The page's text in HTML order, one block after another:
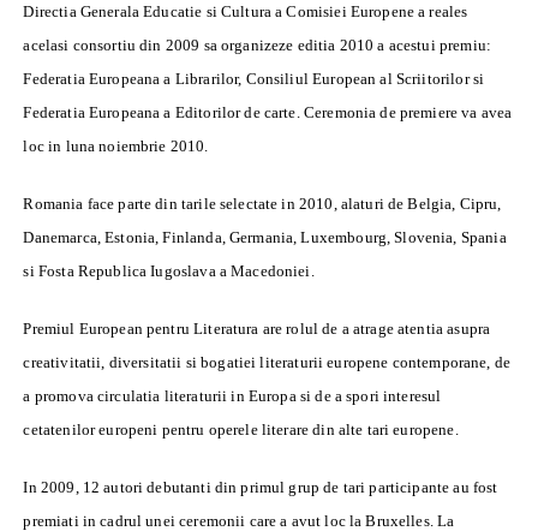
Directia Generala Educatie si Cultura a Comisiei Europene a reales
acelasi consortiu din 2009 sa organizeze editia 2010 a acestui premiu:
Federatia Europeana a Librarilor, Consiliul European al Scriitorilor si
Federatia Europeana a Editorilor de carte. Ceremonia de premiere va avea
loc in luna noiembrie 2010.
Romania face parte din tarile selectate in 2010, alaturi de Belgia, Cipru,
Danemarca, Estonia, Finlanda, Germania, Luxembourg, Slovenia, Spania
si Fosta Republica Iugoslava a Macedoniei.
Premiul European pentru Literatura are rolul de a atrage atentia asupra
creativitatii, diversitatii si bogatiei literaturii europene contemporane, de
a promova circulatia literaturii in Europa si de a spori interesul
cetatenilor europeni pentru operele literare din alte tari europene.
In 2009, 12 autori debutanti din primul grup de tari participante au fost
premiati in cadrul unei ceremonii care a avut loc la Bruxelles. La